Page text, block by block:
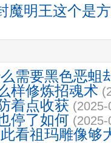
魔明王这个是
需要黑色恶蛆
样修炼招魂术
着点收获
停了如何
看祖玛雕像够